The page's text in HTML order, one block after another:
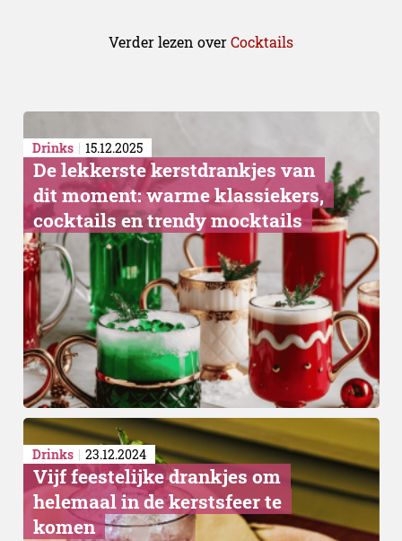
Verder lezen overCocktails
Drinks 15.12.2025
De lekkerste kerstdrankjes van
dit moment: warme klassiekers,
cocktails en trendy mocktails
Drinks 23.12.2024
Vijf feestelijke drankjes om
helemaal in de kerstsfeer te
komen